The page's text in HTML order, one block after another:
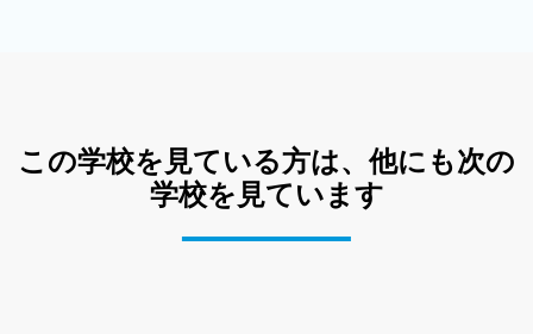
この学校を見ている方は、他にも次の
学校を見ています